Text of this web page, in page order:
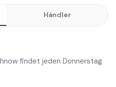
Händler
findet jeden Donnerstag